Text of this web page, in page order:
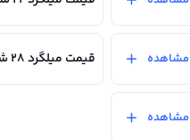
مشاهده قیمت میلگرد ۲۸ شاهین بناب
مشاهده